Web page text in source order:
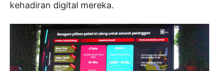
kehadiran digital mereka.